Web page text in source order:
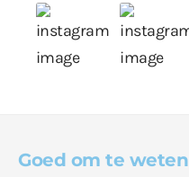
Goed om te weten